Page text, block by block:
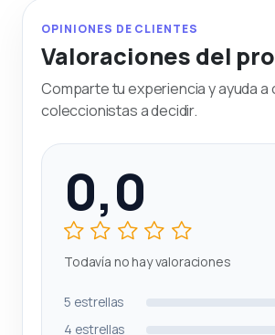
OPINIONES DE CLIENTES
Valoraciones del
Comparte tu experiencia y ayuda a
coleccionistas a decidir.
0,0
Todavía no hay valoraciones
5 estrellas
4 estrellas